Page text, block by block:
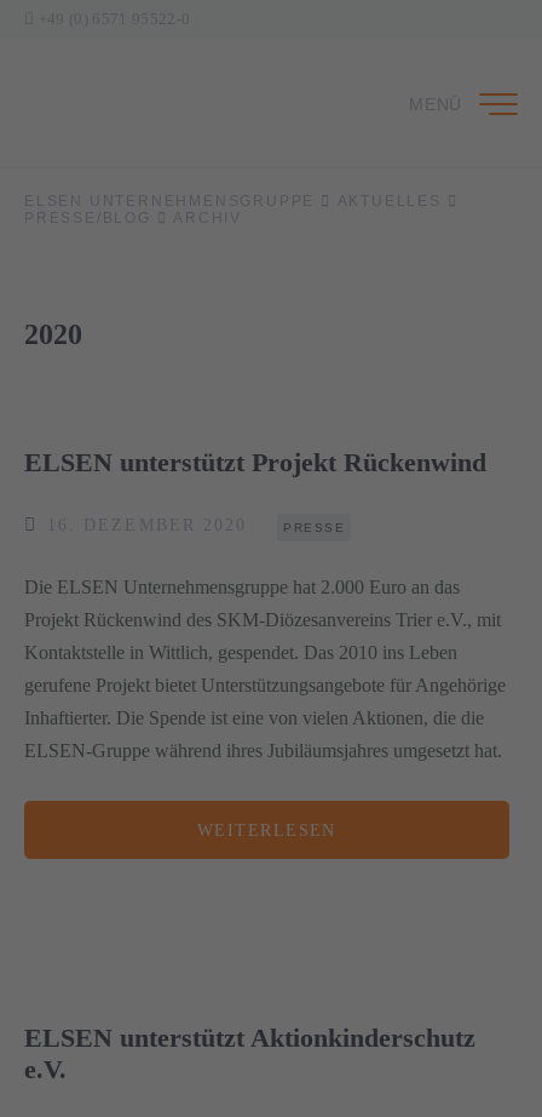
MENÜ
ELSEN UNTERNEHMENSGRUPPE
AKTUELLES
PRESSE/BLOG
ARCHIV
2020
ELSEN unterstützt Projekt Rückenwind
16. DEZEMBER 2020 PRESSE
Die ELSEN Unternehmensgruppe hat 2.000 Euro an das
Projekt Rückenwind des SKM-Diözesanvereins Trier e.V., mit
Kontaktstelle in Wittlich, gespendet. Das 2010 ins Leben
gerufene Projekt bietet Unterstützungsangebote für Angehörige
Inhaftierter. Die Spende ist eine von vielen Aktionen, die die
ELSEN-Gruppe während ihres Jubiläumsjahres umgesetzt hat.
WEITERLESEN
ELSEN unterstützt Aktionkinderschutz
e.V.